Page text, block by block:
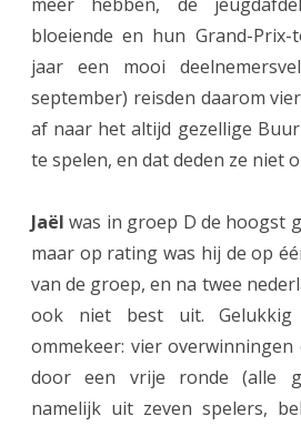
s
e
r
e
u
g
b
e
bloeiende en hun Grand-
jaar een mooi
september) reisden daarom
af naar het altijd gezellige
te spelen, en dat deden ze niet
Jaël was in groep D de hoogst
maar op rating was hij de op
van de groep, en na twee
ook niet best uit. Gelukkig
ommekeer: vier
door een vrije ronde (alle
namelijk uit zeven spelers,